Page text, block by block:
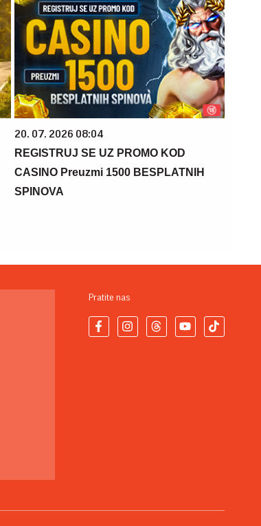
20. 07. 2026 08:04
REGISTRUJ SE UZ PROMO KOD
CASINO Preuzmi 1500 BESPLATNIH
SPINOVA
Pratite nas